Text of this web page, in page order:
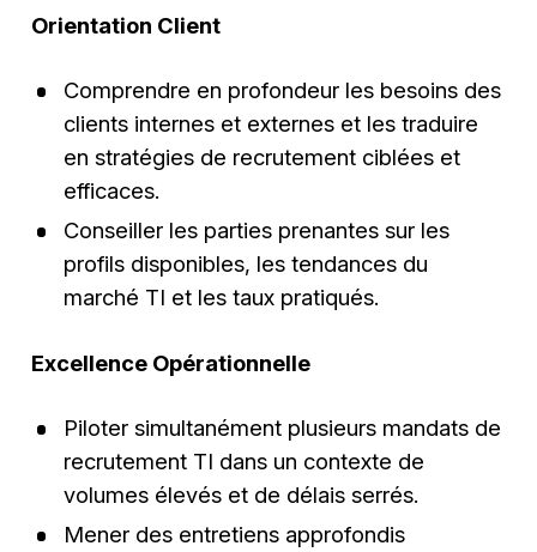
Orientation Client
Comprendre en profondeur les besoins des
clients internes et externes et les traduire
en stratégies de recrutement ciblées et
efficaces.
Conseiller les parties prenantes sur les
profils disponibles, les tendances du
marché TI et les taux pratiqués.
Excellence Opérationnelle
Piloter simultanément plusieurs mandats de
recrutement TI dans un contexte de
volumes élevés et de délais serrés.
Mener des entretiens approfondis